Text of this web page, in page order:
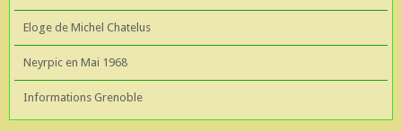
Eloge de Michel Chatelus
Neyrpic en Mai 1968
Informations Grenoble